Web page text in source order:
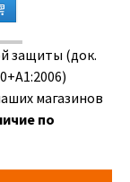
защиты (док.
магазинов
по